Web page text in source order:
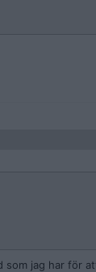
som jag har för